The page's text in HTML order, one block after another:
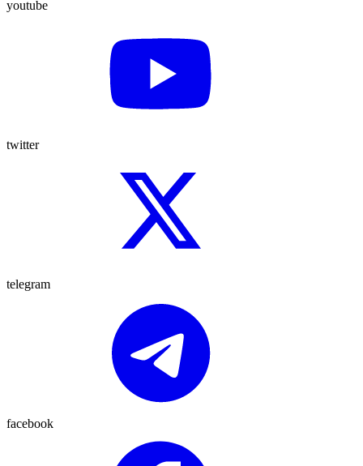
youtube
twitter
telegram
facebook